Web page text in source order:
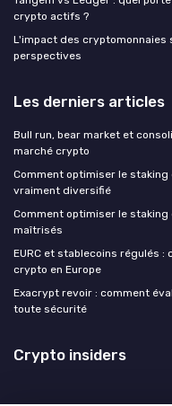
crypto actifs ?
L'impact des cryptomonnaies
perspectives
Les derniers articles
Bull run, bear market et
marché crypto
Comment optimiser le staking
vraiment diversifié
Comment optimiser le staking
maîtrisés
EURC et stablecoins régulés :
crypto en Europe
Exacrypt revoir : comment
toute sécurité
Crypto insiders